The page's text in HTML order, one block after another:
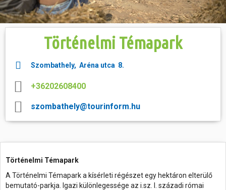
Hasznos
Történelmi Témapark
Szombathely, Aréna utca 8.
+36202608400
szombathely@tourinform.hu
Történelmi Témapark
A Történelmi Témapark a kísérleti régészet egy hektáron elterülő
bemutató-parkja. Igazi különlegessége az i.sz. I. századi római